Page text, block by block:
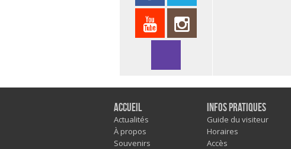
Accueil
Actualités
À propos
Souvenirs
Infos pratiques
Guide du visiteur
Horaires
Accès